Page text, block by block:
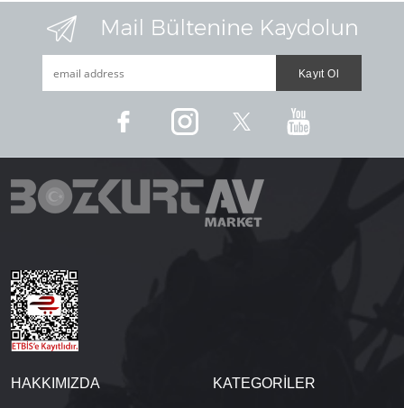
HAKKIMIZDA KATEGORİLER